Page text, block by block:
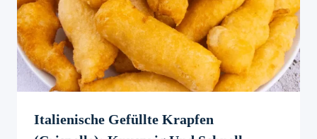
Italienische Gefüllte Krapfen